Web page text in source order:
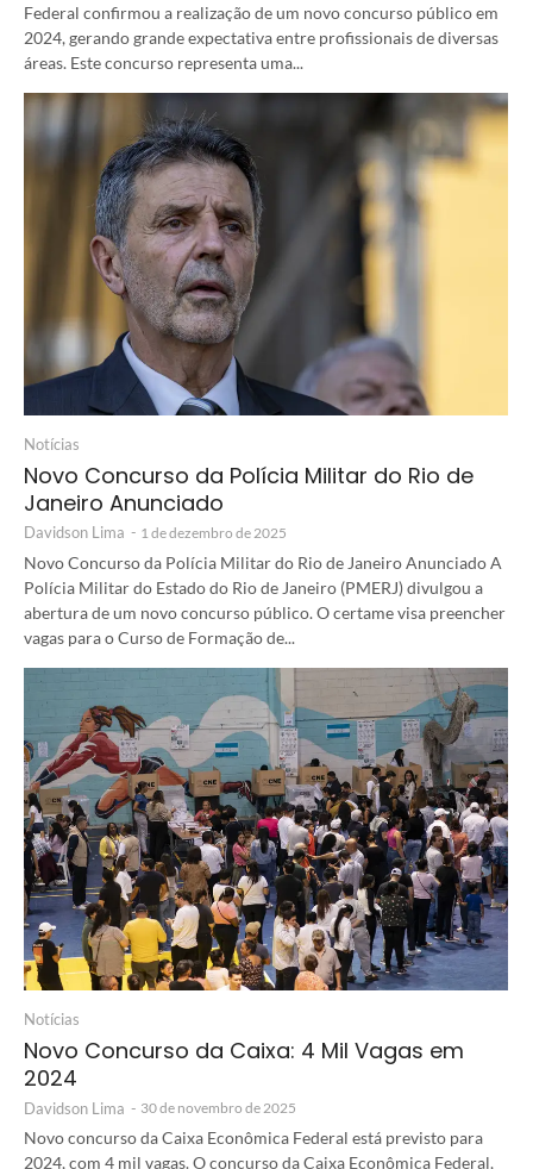
Federal confirmou a realização de um novo concurso público em
2024, gerando grande expectativa entre profissionais de diversas
áreas. Este concurso representa uma...
Notícias
Novo Concurso da Polícia Militar do Rio de
Janeiro Anunciado
Davidson Lima - 1 de dezembro de 2025
Novo Concurso da Polícia Militar do Rio de Janeiro Anunciado A
Polícia Militar do Estado do Rio de Janeiro (PMERJ) divulgou a
abertura de um novo concurso público. O certame visa preencher
vagas para o Curso de Formação de...
Notícias
Novo Concurso da Caixa: 4 Mil Vagas em
2024
Davidson Lima - 30 de novembro de 2025
Novo concurso da Caixa Econômica Federal está previsto para
2024, com 4 mil vagas. O concurso da Caixa Econômica Federal,